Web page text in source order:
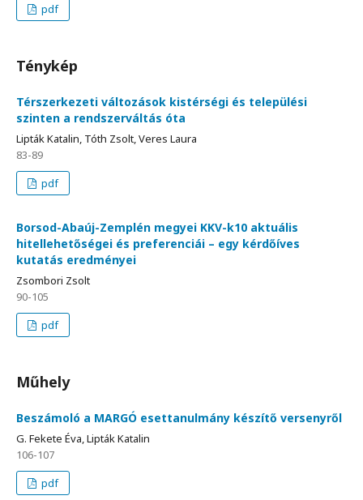
pdf
Ténykép
Térszerkezeti változások kistérségi és települési
szinten a rendszerváltás óta
Lipták Katalin, Tóth Zsolt, Veres Laura
83-89
pdf
Borsod-Abaúj-Zemplén megyei KKV-k10 aktuális
hitellehetőségei és preferenciái – egy kérdőíves
kutatás eredményei
Zsombori Zsolt
90-105
pdf
Műhely
Beszámoló a MARGÓ esettanulmány készítő versenyről
G. Fekete Éva, Lipták Katalin
106-107
pdf